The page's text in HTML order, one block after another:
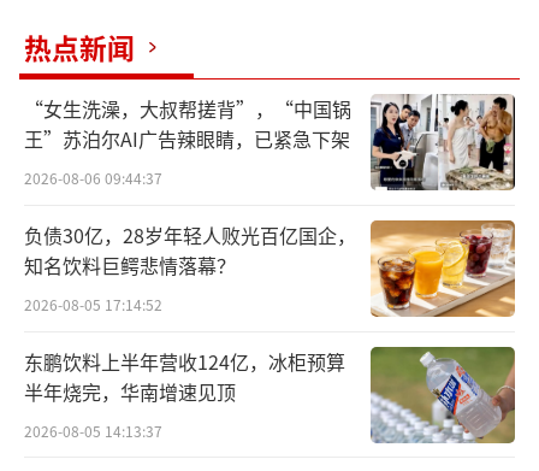
过去的半年，李宁市值又蒸发了近25%。
2000年、2004年，李宁也曾作为奥运颁奖
服装。但2012年后，安踏不断加码运动属性，
成为了中国奥运代表队的颁奖服。2018年，李
宁抓住了“国潮”风，再次崛起，但在业内人
士看来，李宁虽然迎来了业绩的恢复增长，但
本来的运动属性削弱了。岁让这两年李宁也在
难以回到曾经的C位。
脱离C位
热点新闻
“女生洗澡，大叔帮搓背”，“中国锅
王”苏泊尔AI广告辣眼睛，已紧急下架
2026-08-06 09:44:37
负债30亿，28岁年轻人败光百亿国企，
知名饮料巨鳄悲情落幕？
2026-08-05 17:14:52
东鹏饮料上半年营收124亿，冰柜预算
半年烧完，华南增速见顶
2026-08-05 14:13:37